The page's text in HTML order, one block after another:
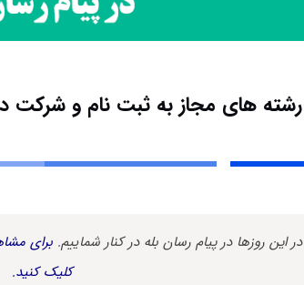
رشته های مجاز به ثبت نام و شرکت
در این روزها در پیام رسان بله در کنار شماییم. برای
کلیک کنید.